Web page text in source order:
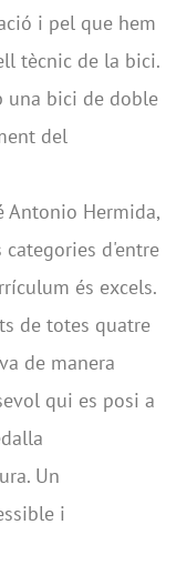
i pel que hem
tècnic de la bici.
una bici de doble
del
Antonio Hermida,
d'entre
és excels.
de totes quatre
de manera
qui es posi a
Un
i